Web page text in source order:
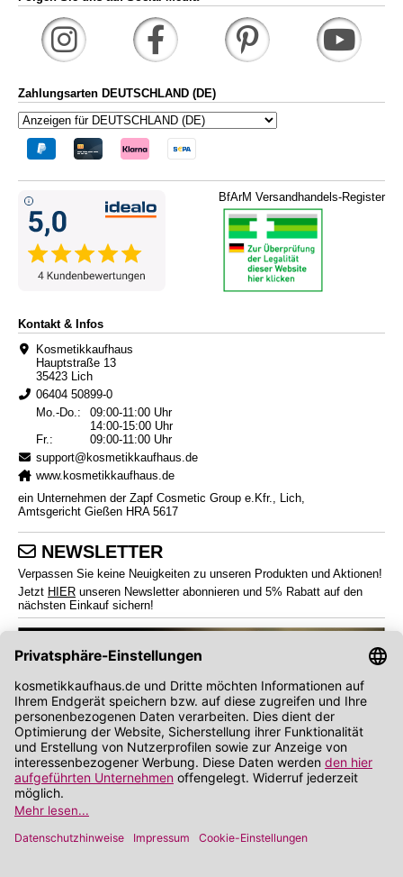
Zahlungsarten DEUTSCHLAND (DE)
BfArM Versandhandels-Register
Kontakt & Infos
Kosmetikkaufhaus
Hauptstraße 13
35423 Lich
06404 50899-0
Mo.-Do.:
09:00-11:00 Uhr
14:00-15:00 Uhr
Fr.:
09:00-11:00 Uhr
support@kosmetikkaufhaus.de
www.kosmetikkaufhaus.de
ein Unternehmen der Zapf Cosmetic Group e.Kfr., Lich,
Amtsgericht Gießen HRA 5617
NEWSLETTER
Verpassen Sie keine Neuigkeiten zu unseren Produkten und Aktionen!
Jetzt HIER unseren Newsletter abonnieren und 5% Rabatt auf den
nächsten Einkauf sichern!
*
Angabe zu Rabatt und Preisnachlass bezieht sich auf die Preisempfehlung des